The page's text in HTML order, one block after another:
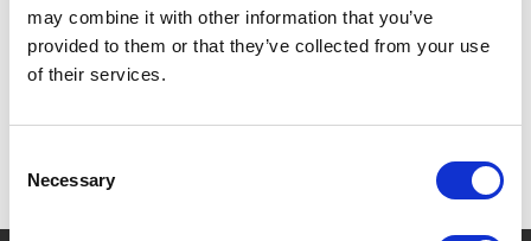
may combine it with other information that you’ve
provided to them or that they’ve collected from your use
of their services.
Selection
Necessary
SPÉCIFICATIONS